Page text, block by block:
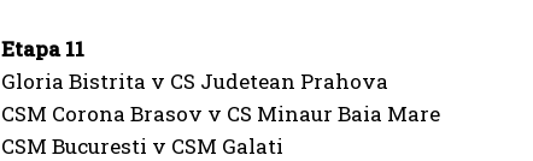
Etapa 11
Gloria Bistrita v CS Judetean Prahova
CSM Corona Brasov v CS Minaur Baia Mare
CSM Bucuresti v CSM Galati